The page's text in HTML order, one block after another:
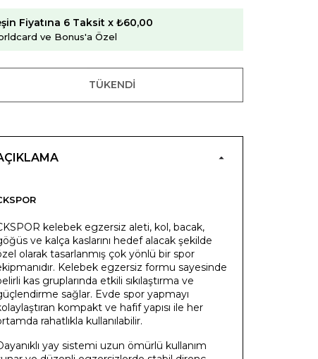
Fiyatına 6 Taksit x ₺60,00
ve Bonus'a Özel
TÜKENDI
kelebek egzersiz aleti, kol, bacak,
ve kalça kaslarını hedef alacak şekilde
olarak tasarlanmış çok yönlü bir spor
Kelebek egzersiz formu sayesinde
kas gruplarında etkili sıkılaştırma ve
sağlar. Evde spor yapmayı
kompakt ve hafif yapısı ile her
rahatlıkla kullanılabilir.
yay sistemi uzun ömürlü kullanım